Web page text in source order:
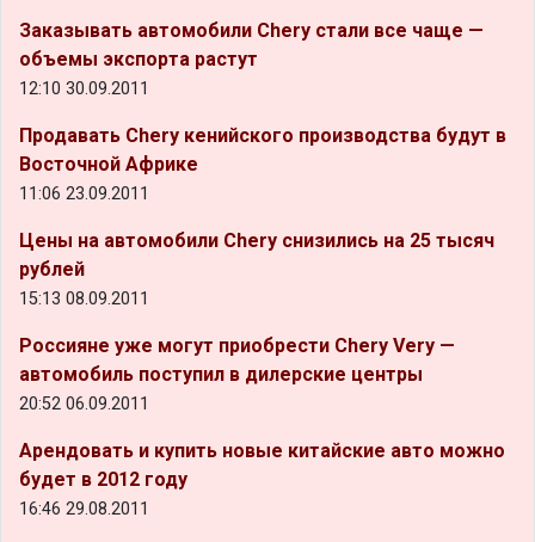
Заказывать автомобили Chery стали все чаще —
объемы экспорта растут
12:10 30.09.2011
Продавать Chery кенийского производства будут в
Восточной Африке
11:06 23.09.2011
Цены на автомобили Chery снизились на 25 тысяч
рублей
15:13 08.09.2011
Россияне уже могут приобрести Chery Very —
автомобиль поступил в дилерские центры
20:52 06.09.2011
Арендовать и купить новые китайские авто можно
будет в 2012 году
16:46 29.08.2011